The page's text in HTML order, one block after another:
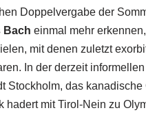
Doppelvergabe der
Bach einmal mehr
mit denen zuletzt
In der derzeit
Stockholm, das
hadert mit Tirol-Nein zu